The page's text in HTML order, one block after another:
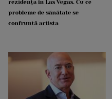
rezidența în Las Vegas. Cu ce
probleme de sănătate se
confruntă artista